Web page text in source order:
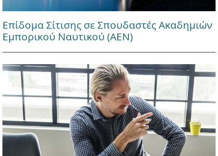
Επίδομα Σίτισης σε Σπουδαστές Ακαδημιών
Εμπορικού Ναυτικού (ΑΕΝ)